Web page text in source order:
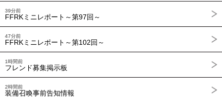
39分前
FFRKミニレポート～第97回～
47分前
FFRKミニレポート～第102回～
1時間前
フレンド募集掲示板
2時間前
装備召喚事前告知情報